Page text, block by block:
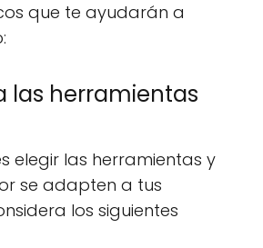
que te ayudarán a
las herramientas
elegir las herramientas y
se adapten a tus
los siguientes